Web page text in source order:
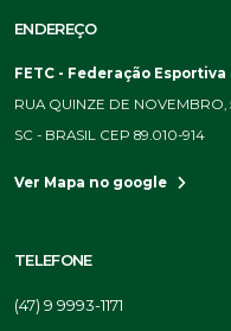
ENDEREÇO
FETC - Federação
RUA QUINZE DE NOVEMBRO,
SC - BRASIL CEP 89.010-914
Ver Mapa no google
TELEFONE
(47) 9 9993-1171